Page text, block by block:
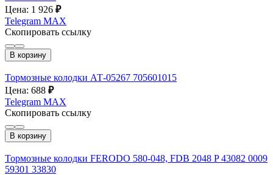
Цена: 1 926 ₽
Telegram MAX
Скопировать ссылку
В корзину
Тормозные колодки АТ-05267 705601015
Цена: 688 ₽
Telegram MAX
Скопировать ссылку
В корзину
Тормозные колодки FERODO 580-048, FDB 2048 P 43082 0009
59301 33830